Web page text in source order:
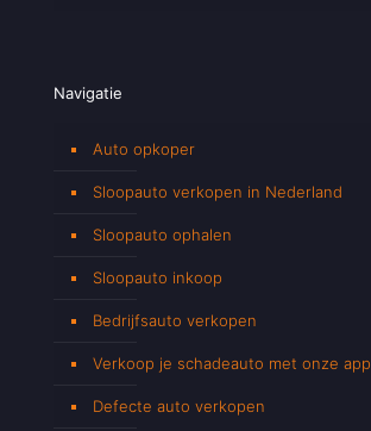
Navigatie
Auto opkoper
Sloopauto verkopen in Nederland
Sloopauto ophalen
Sloopauto inkoop
Bedrijfsauto verkopen
Verkoop je schadeauto met onze app
Defecte auto verkopen